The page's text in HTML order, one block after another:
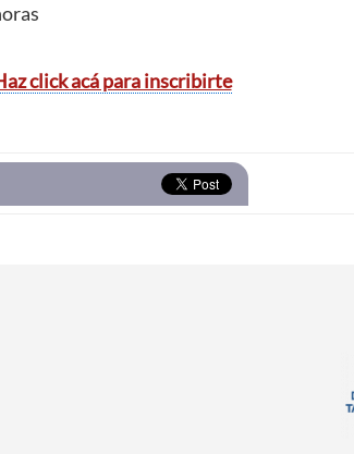
click acá para inscribirte